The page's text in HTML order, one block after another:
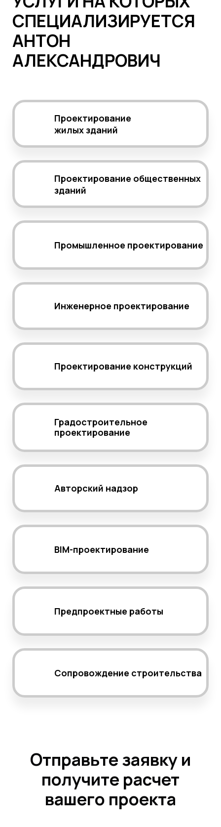
СПЕЦИАЛИЗИРУЕТСЯ
АНТОН
АЛЕКСАНДРОВИЧ
Проектирование
жилых зданий
Проектирование общественных
зданий
Промышленное проектирование
Инженерное проектирование
Проектирование конструкций
Градостроительное
проектирование
Авторский надзор
BIM-проектирование
Предпроектные работы
Сопровождение строительства
Отправьте заявку и
получите расчет
вашего проекта